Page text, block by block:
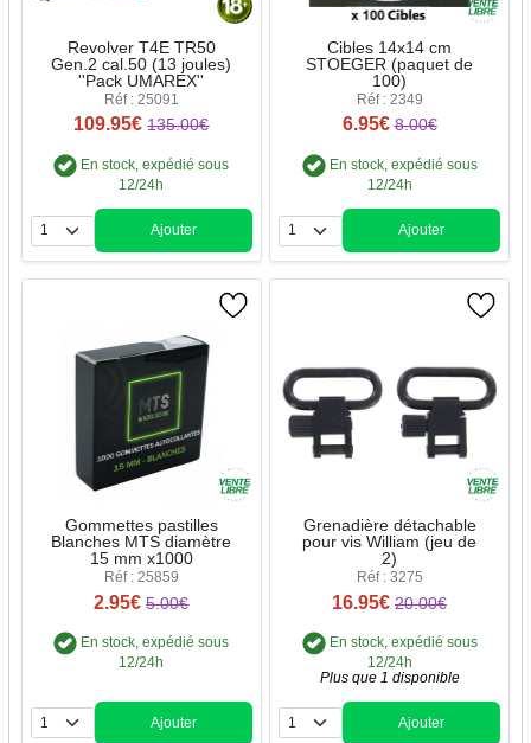
Revolver T4E TR50
Gen.2 cal.50 (13 joules)
''Pack UMAREX''
Réf : 25091
109.95€ 135.00€
En stock, expédié sous
12/24h
Quantité
Ajouter
Cibles 14x14 cm
STOEGER (paquet de
100)
Réf : 2349
6.95€ 8.00€
En stock, expédié sous
12/24h
Quantité
Ajouter
Gommettes pastilles
Blanches MTS diamètre
15 mm x1000
Réf : 25859
2.95€ 5.00€
En stock, expédié sous
12/24h
Quantité
Ajouter
Grenadière détachable
pour vis William (jeu de
2)
Réf : 3275
16.95€ 20.00€
En stock, expédié sous
12/24h
Plus que 1 disponible
Quantité
Ajouter